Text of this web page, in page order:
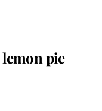
lemon pie